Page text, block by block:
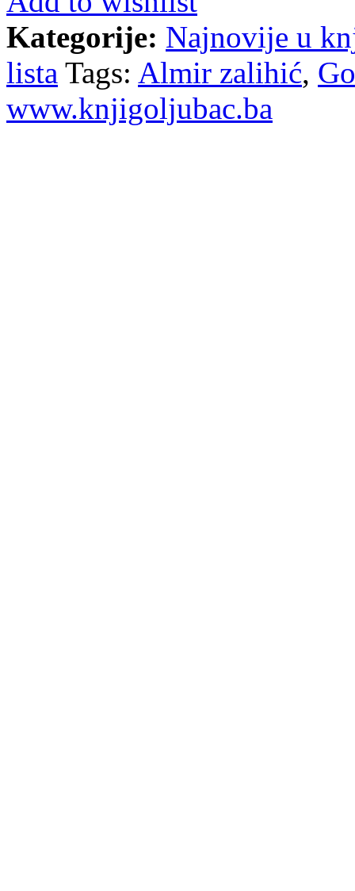
Kategorije: Najnovije u
lista Tags: Almir zalihić,
www.knjigoljubac.ba